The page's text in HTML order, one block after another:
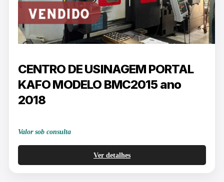
CENTRO DE USINAGEM PORTAL
KAFO MODELO BMC2015 ano
2018
Valor sob consulta
Ver detalhes